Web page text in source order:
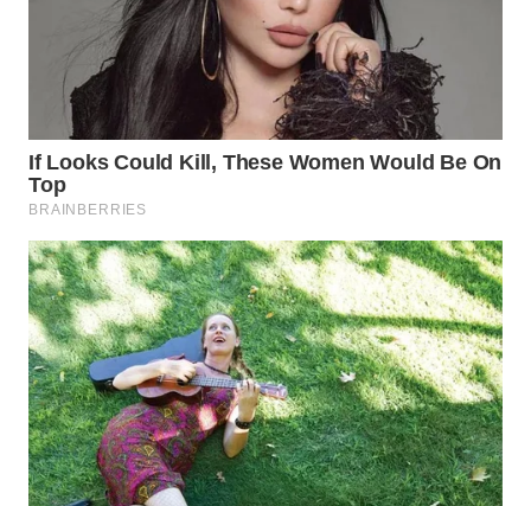
WN
SUMEDANG
WN
CIANJUR
WN
KEPULAUAN
SERIBU
WN
TANGERANG
WN
BINJAI